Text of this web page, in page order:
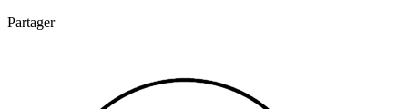
Partager